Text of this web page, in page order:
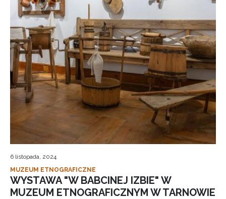
6 listopada, 2024
MUZEUM ETNOGRAFICZNE
WYSTAWA "W BABCINEJ IZBIE" W
MUZEUM ETNOGRAFICZNYM W TARNOWIE